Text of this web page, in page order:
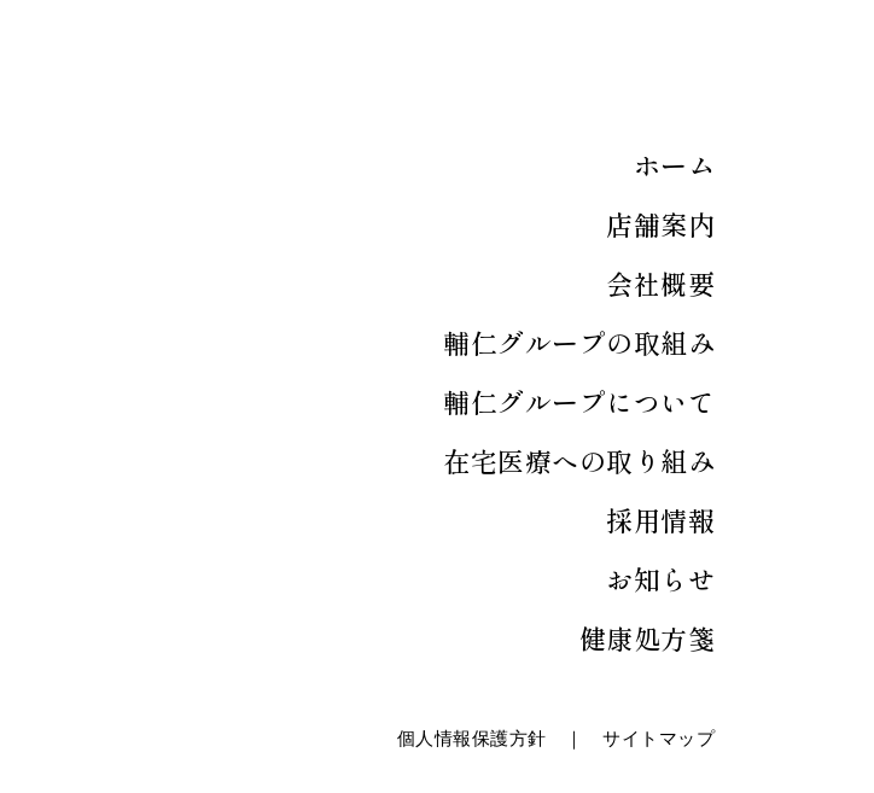
ホーム
店舗案内
会社概要
輔仁グループの取組み
輔仁グループについて
在宅医療への取り組み
採用情報
お知らせ
健康処方箋
個人情報保護方針 ｜ サイトマップ